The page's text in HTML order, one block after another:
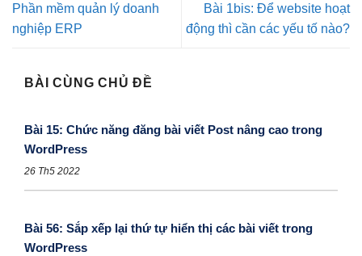
Phần mềm quản lý doanh
nghiệp ERP
Bài 1bis: Để website hoạt
động thì cần các yếu tố nào?
BÀI CÙNG CHỦ ĐỀ
Bài 15: Chức năng đăng bài viết Post nâng cao trong
WordPress
26 Th5 2022
Bài 56: Sắp xếp lại thứ tự hiển thị các bài viết trong
WordPress